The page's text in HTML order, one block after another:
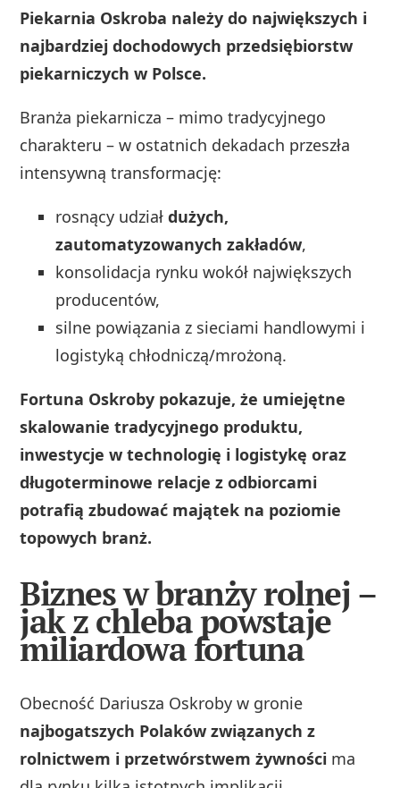
Piekarnia Oskroba należy do największych i
najbardziej dochodowych przedsiębiorstw
piekarniczych w Polsce.
Branża piekarnicza – mimo tradycyjnego
charakteru – w ostatnich dekadach przeszła
intensywną transformację:
rosnący udziałdużych,
zautomatyzowanych zakładów,
konsolidacja rynku wokół największych
producentów,
silne powiązania z sieciami handlowymi i
logistyką chłodniczą/mrożoną.
Fortuna Oskroby pokazuje, że umiejętne
skalowanie tradycyjnego produktu,
inwestycje w technologię i logistykę oraz
długoterminowe relacje z odbiorcami
potrafią zbudować majątek na poziomie
topowych branż.
Biznes w branży rolnej –
jak z chleba powstaje
miliardowa fortuna
Obecność Dariusza Oskroby w gronie
najbogatszych Polaków związanych z
rolnictwem i przetwórstwem żywności ma